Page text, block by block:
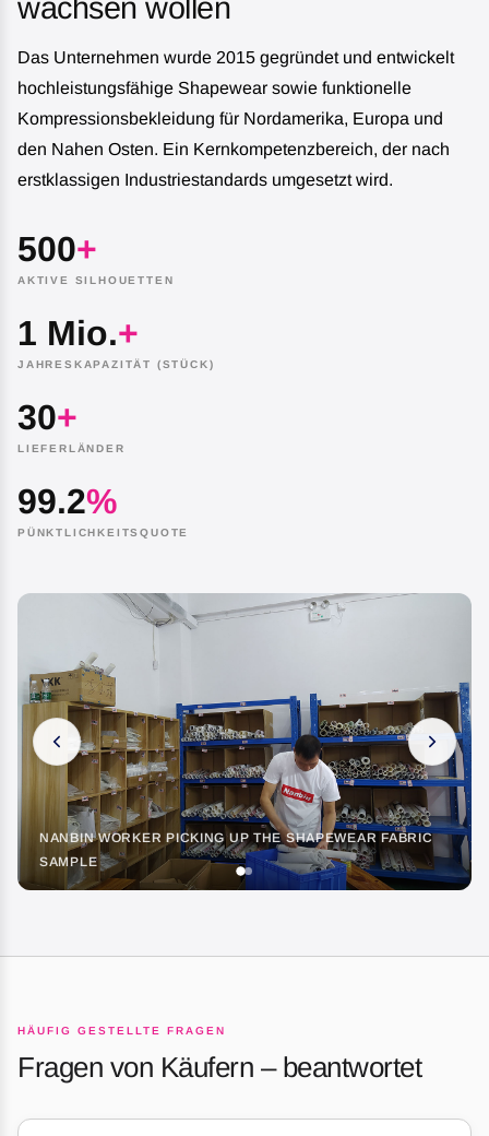
wachsen wollen
Das Unternehmen wurde 2015 gegründet und entwickelt
hochleistungsfähige Shapewear sowie funktionelle
Kompressionsbekleidung für Nordamerika, Europa und
den Nahen Osten. Ein Kernkompetenzbereich, der nach
erstklassigen Industriestandards umgesetzt wird.
500+
AKTIVE SILHOUETTEN
1 Mio.+
JAHRESKAPAZITÄT (STÜCK)
30+
LIEFERLÄNDER
99.2%
PÜNKTLICHKEITSQUOTE
NANBIN EMPLOYEES SEWING SHAPEWEAR IN THE
WORKSHOP
HÄUFIG GESTELLTE FRAGEN
Fragen von Käufern – beantwortet